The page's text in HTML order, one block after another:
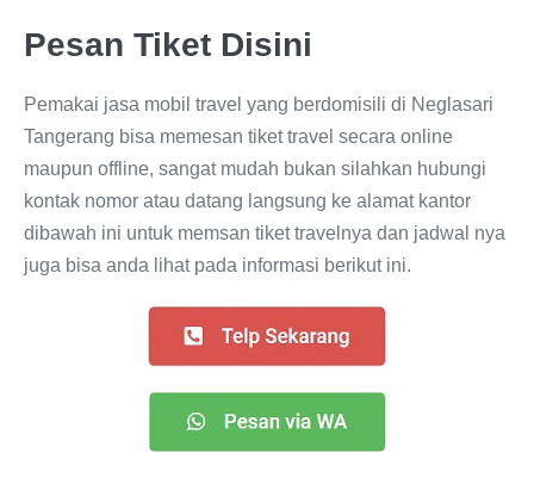
Pesan Tiket Disini
Pemakai jasa mobil travel yang berdomisili di Neglasari
Tangerang bisa memesan tiket travel secara online
maupun offline, sangat mudah bukan silahkan hubungi
kontak nomor atau datang langsung ke alamat kantor
dibawah ini untuk memsan tiket travelnya dan jadwal nya
juga bisa anda lihat pada informasi berikut ini.